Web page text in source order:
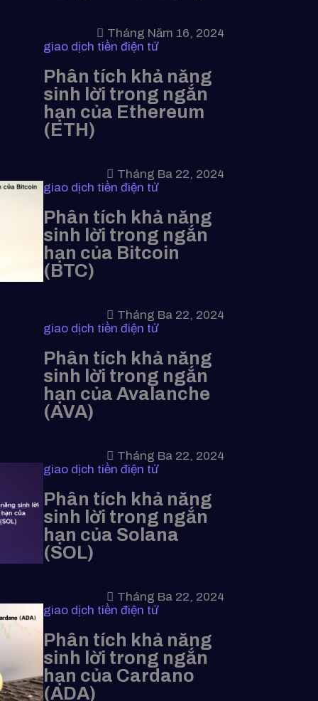
Tháng Năm 16, 2024
giao dịch tiền điện tử
Phân tích khả năng
sinh lời trong ngắn
hạn của Ethereum
(ETH)
Tháng Ba 22, 2024
giao dịch tiền điện tử
Phân tích khả năng
sinh lời trong ngắn
hạn của Bitcoin
(BTC)
Tháng Ba 22, 2024
giao dịch tiền điện tử
Phân tích khả năng
sinh lời trong ngắn
hạn của Avalanche
(AVA)
Tháng Ba 22, 2024
giao dịch tiền điện tử
Phân tích khả năng
sinh lời trong ngắn
hạn của Solana
(SOL)
Tháng Ba 22, 2024
giao dịch tiền điện tử
Phân tích khả năng
sinh lời trong ngắn
hạn của Cardano
(ADA)